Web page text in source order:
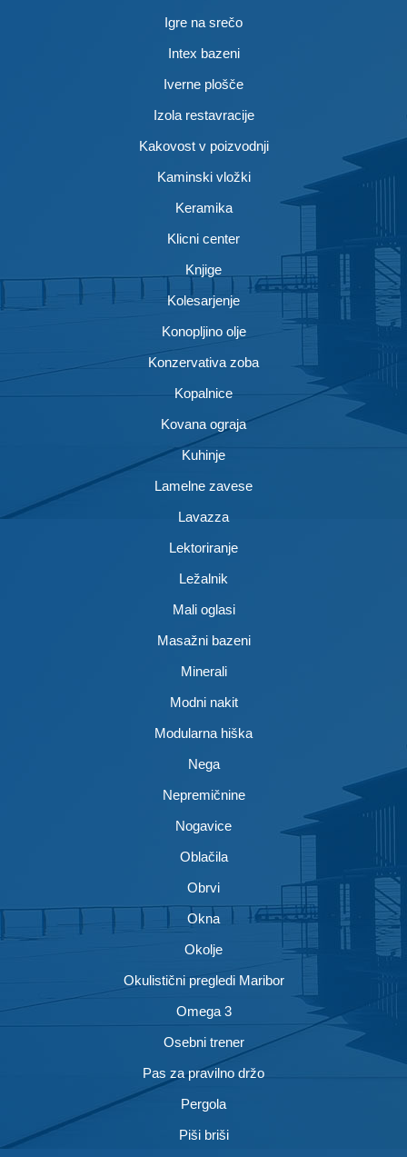
Igre na srečo
Intex bazeni
Iverne plošče
Izola restavracije
Kakovost v poizvodnji
Kaminski vložki
Keramika
Klicni center
Knjige
Kolesarjenje
Konopljino olje
Konzervativa zoba
Kopalnice
Kovana ograja
Kuhinje
Lamelne zavese
Lavazza
Lektoriranje
Ležalnik
Mali oglasi
Masažni bazeni
Minerali
Modni nakit
Modularna hiška
Nega
Nepremičnine
Nogavice
Oblačila
Obrvi
Okna
Okolje
Okulistični pregledi Maribor
Omega 3
Osebni trener
Pas za pravilno držo
Pergola
Piši briši